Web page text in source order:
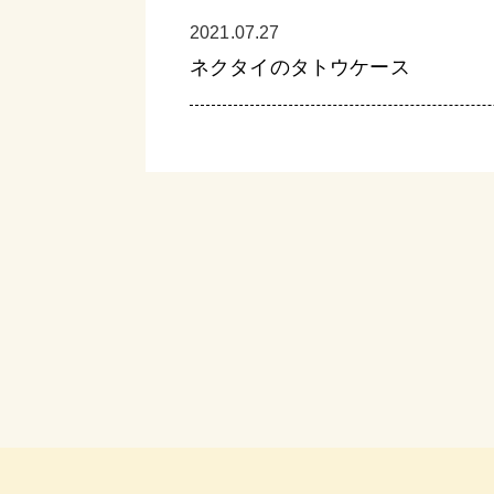
2021.07.27
ネクタイのタトウケース